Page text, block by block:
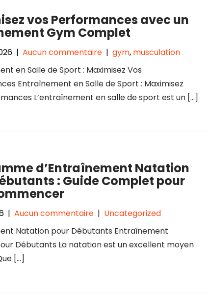
vos Performances avec un
Gym Complet
| Aucun commentaire | gym, musculation
en Salle de Sport : Maximisez Vos
Entraînement en Salle de Sport : Maximisez
L’entraînement en salle de sport est un […]
d’Entraînement Natation
: Guide Complet pour
| Aucun commentaire | Uncategorized
Natation pour Débutants Entraînement
Débutants La natation est un excellent moyen
[…]